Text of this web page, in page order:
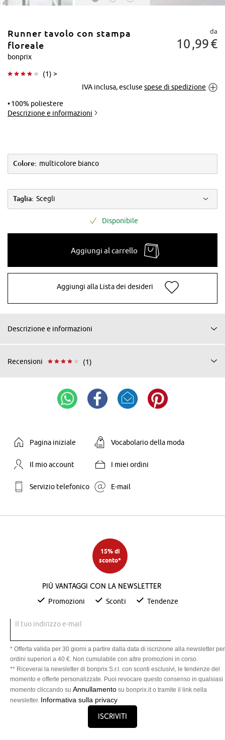
ingrandire
Runner tavolo con stampa
floreale
bonprix
(1) >
da
10 99€
IVA inclusa, escluse spese di spedizione
100% poliestere
Descrizione e informazioni
Colore: multicolore bianco
Taglia: Scegli
Disponibile
Aggiungi al carrello
Aggiungi alla Lista dei desideri
Descrizione e informazioni
Recensioni (1)
Pagina iniziale Vocabolario della moda
Il mio account I miei ordini
Servizio telefonico E-mail
15% di
sconto*
Più vantaggi con la newsletter
Promozioni Sconti Tendenze
Il tuo indirizzo e-mail
* Offerta valida per 30 giorni a partire dalla data di iscrizione alla newsletter per
ordini superiori a 40 €. Non cumulabile con altre promozioni in corso.
** Riceverai la newsletter di bonprix S.r.l. con sconti esclusivi, le tendenze del
momento e offerte personalizzate. Puoi revocare questo consenso in qualsiasi
momento cliccando su Annullamento su bonprix.it o tramite il link nella
newsletter. Informativa sulla privacy
Iscriviti